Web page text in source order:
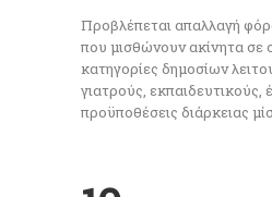
Προβλέπεται απαλλαγή
που μισθώνουν ακίνητα σε
κατηγορίες δημοσίων
γιατρούς, εκπαιδευτικούς,
προϋποθέσεις διάρκειας